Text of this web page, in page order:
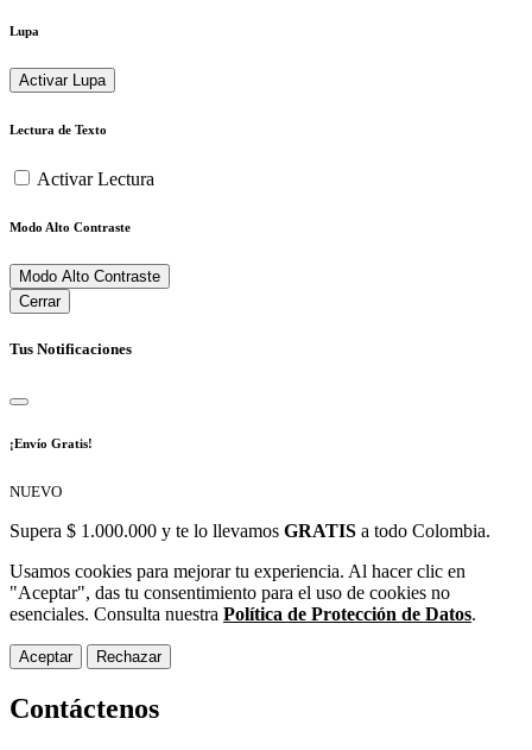
Lupa
Activar Lupa
Lectura de Texto
Activar Lectura
Modo Alto Contraste
Modo Alto Contraste
Cerrar
Tus Notificaciones
¡Envío Gratis!
NUEVO
Supera $ 1.000.000 y te lo llevamos GRATIS a todo Colombia.
Usamos cookies para mejorar tu experiencia. Al hacer clic en
"Aceptar", das tu consentimiento para el uso de cookies no
esenciales. Consulta nuestra Política de Protección de Datos.
Aceptar Rechazar
Contáctenos